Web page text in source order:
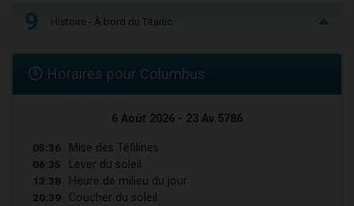
9 Histoire - À bord du Titanic
Horaires pour Columbus
6 Août 2026 - 23 Av 5786
05:36 Mise des Téfilines
06:35 Lever du soleil
13:38 Heure de milieu du jour
20:39 Coucher du soleil